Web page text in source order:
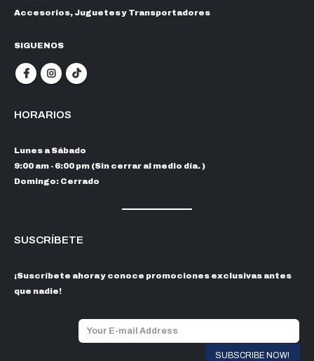
Accesorios, Juguetes y Transportadores
SIGUENOS
HORARIOS
Lunes a Sábado
9:00 am - 6:00 pm (Sin cerrar al medio día. )
Domingo: Cerrado
SUSCRÍBETE
¡Suscríbete ahora y conoce promociones exclusivas antes
que nadie!